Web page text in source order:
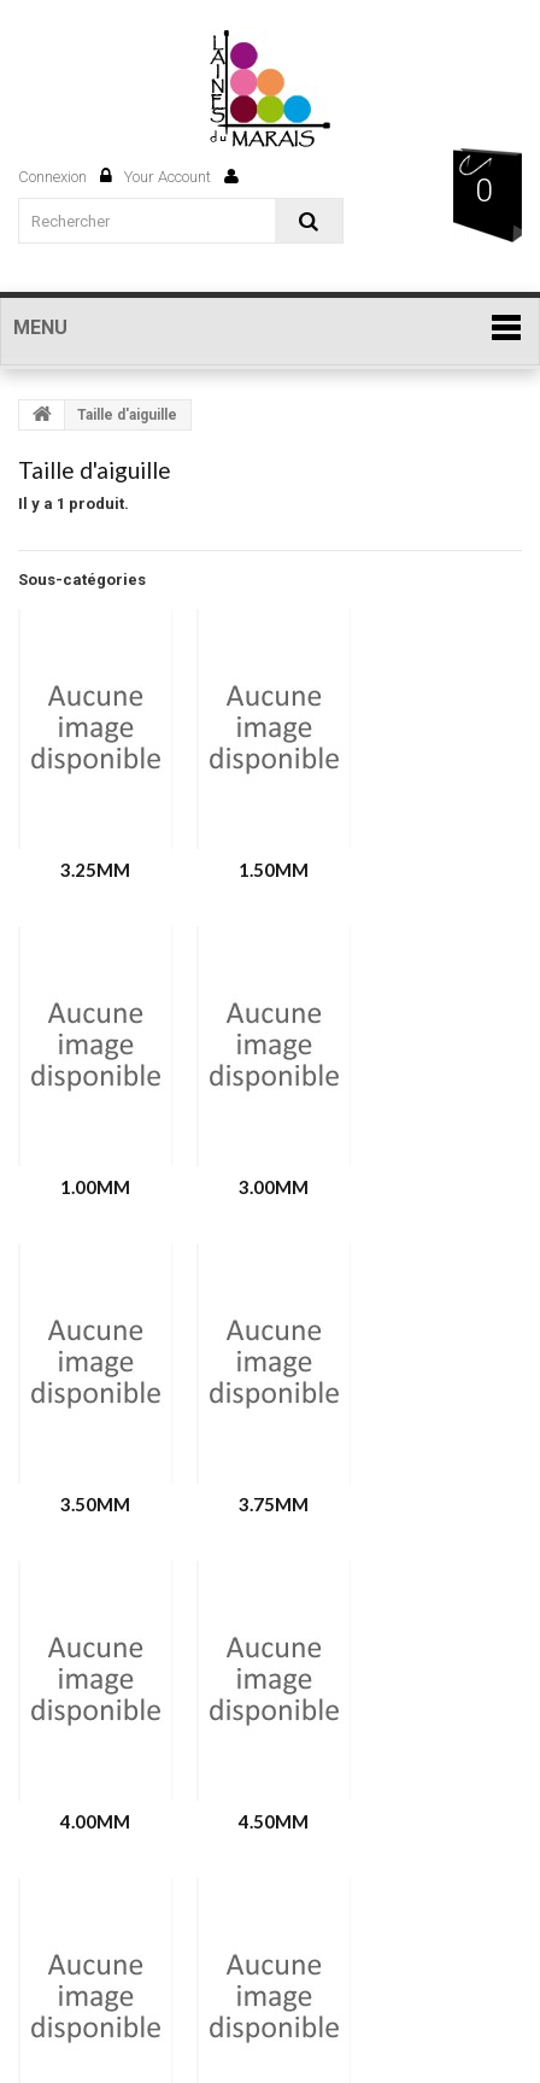
0
Connexion Your Account
MENU
Taille d'aiguille
Taille d'aiguille
Il y a 1 produit.
Sous-catégories
3.25MM 1.50MM
1.00MM 3.00MM
3.50MM 3.75MM
4.00MM 4.50MM